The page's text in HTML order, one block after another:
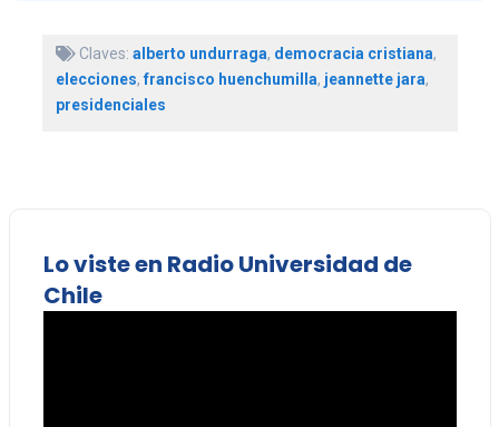
Claves: alberto undurraga, democracia cristiana,
elecciones,francisco huenchumilla, jeannette jara,
presidenciales
Lo viste en Radio Universidad de
Chile